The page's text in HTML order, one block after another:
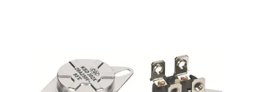
যোগাযোগ